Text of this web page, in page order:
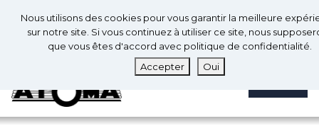
Fr
0 0
Nous utilisons des cookies pour vous garantir la meilleure
sur notre site. Si vous continuez à utiliser ce site, nous
que vous êtes d'accord avec politique de confidentialité.
Accepter
Oui